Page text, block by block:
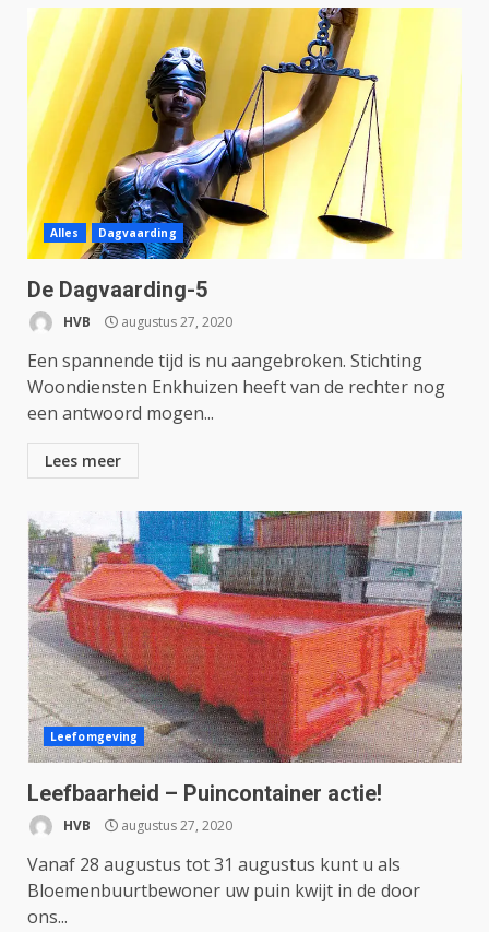
Alles Dagvaarding
De Dagvaarding-5
HVB augustus 27, 2020
Een spannende tijd is nu aangebroken. Stichting
Woondiensten Enkhuizen heeft van de rechter nog
een antwoord mogen...
Lees meer
Leefomgeving
Leefbaarheid – Puincontainer actie!
HVB augustus 27, 2020
Vanaf 28 augustus tot 31 augustus kunt u als
Bloemenbuurtbewoner uw puin kwijt in de door
ons...